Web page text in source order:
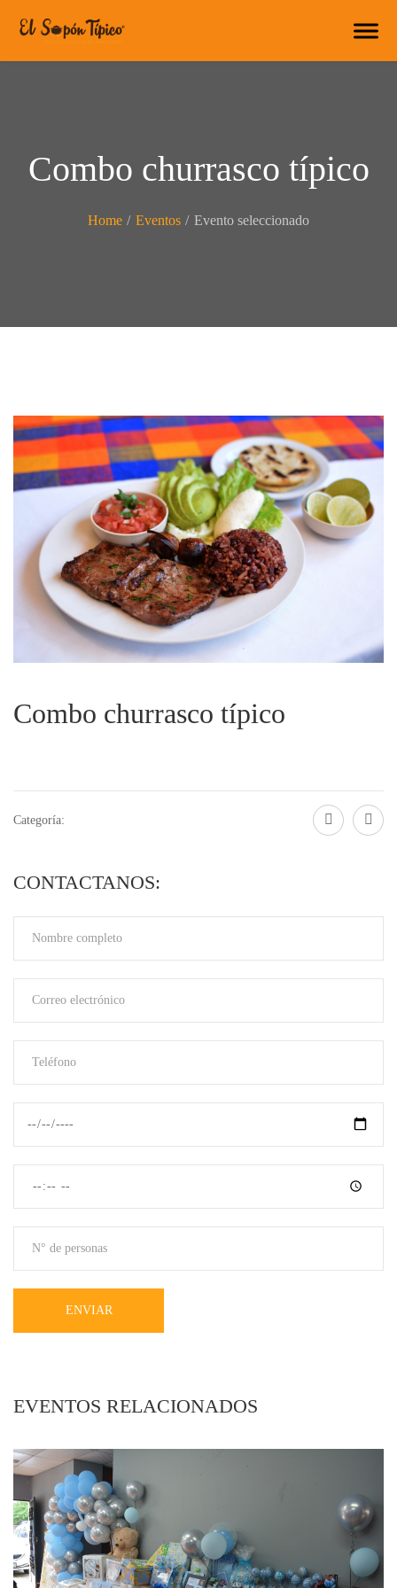
Combo churrasco típico
Home / Eventos / Evento seleccionado
Combo churrasco típico
Categoría:
CONTACTANOS:
ENVIAR
EVENTOS RELACIONADOS